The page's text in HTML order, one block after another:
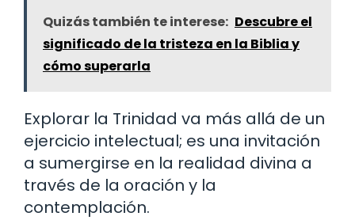
Quizás también te interese: Descubre el
significado de la tristeza en la Biblia y
cómo superarla
Explorar la Trinidad va más allá de un
ejercicio intelectual; es una invitación
a sumergirse en la realidad divina a
través de la oración y la
contemplación.